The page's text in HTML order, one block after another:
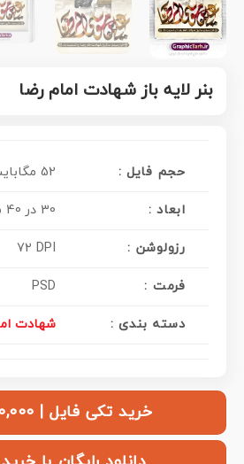
بنر لایه باز شهادت امام رضا
حجم فایل : 52 مگابایت
ابعاد : 30 در 40 سانتی متر
رزولوشن : 72 DPI
فرمت : PSD
دسته بندی : شهادت
خرید تکی فایل | ۱۲۰,۰۰۰ تومان